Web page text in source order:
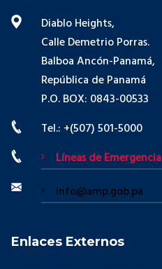
Diablo Heights,
Calle Demetrio Porras.
Balboa Ancón-Panamá,
República de Panamá
P.O. BOX: 0843-00533
Tel.: +(507) 501-5000
Líneas de Emergencia
info@amp.gob.pa
Enlaces Externos